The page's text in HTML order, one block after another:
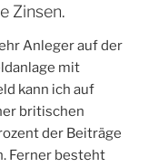
Zinsen.
Anleger auf der
mit
kann ich auf
britischen
der Beiträge
Ferner besteht